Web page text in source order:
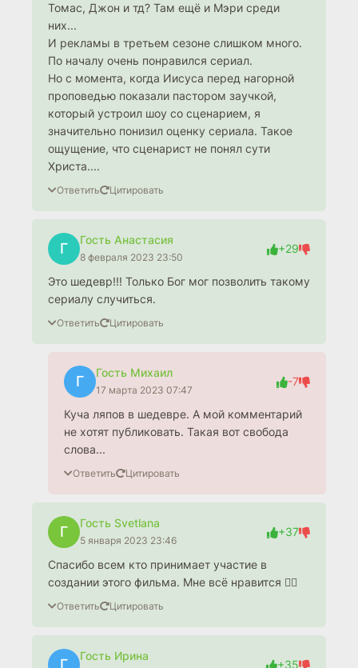
Томас, Джон и тд? Там ещё и Мэри среди
них...
И рекламы в третьем сезоне слишком много.
По началу очень понравился сериал.
Но с момента, когда Иисуса перед нагорной
проповедью показали пастором заучкой,
который устроил шоу со сценарием, я
значительно понизил оценку сериала. Такое
ощущение, что сценарист не понял сути
Христа....
Ответить Цитировать
Г
Гость Анастасия
8 февраля 2023 23:50
+29
Это шедевр!!! Только Бог мог позволить такому
сериалу случиться.
Ответить Цитировать
Г
Гость Михаил
17 марта 2023 07:47
-7
Куча ляпов в шедевре. А мой комментарий
не хотят публиковать. Такая вот свобода
слова...
Ответить Цитировать
Г
Гость Svetlana
5 января 2023 23:46
+37
Спасибо всем кто принимает участие в
создании этого фильма. Мне всё нравится 👍🏻
Ответить Цитировать
Г
Гость Ирина
+35